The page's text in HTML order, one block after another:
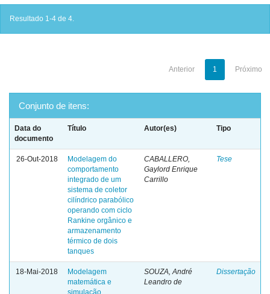
Resultado 1-4 de 4.
Anterior 1 Próximo
Conjunto de itens:
Data do
documento
Título Autor(es) Tipo
26-Out-2018
Modelagem do
comportamento
integrado de um
sistema de coletor
cilíndrico parabólico
operando com ciclo
Rankine orgânico e
armazenamento
térmico de dois
tanques
CABALLERO,
Gaylord Enrique
Carrillo
Tese
18-Mai-2018
Modelagem
matemática e
simulação
SOUZA, André
Leandro de
Dissertação